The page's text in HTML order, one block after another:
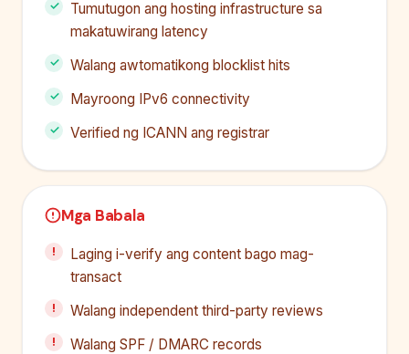
Tumutugon ang hosting infrastructure sa
makatuwirang latency
Walang awtomatikong blocklist hits
Mayroong IPv6 connectivity
Verified ng ICANN ang registrar
Mga Babala
Laging i-verify ang content bago mag-
transact
Walang independent third-party reviews
Walang SPF / DMARC records